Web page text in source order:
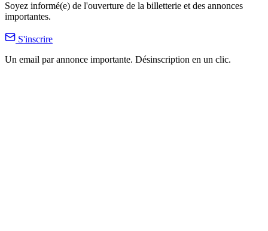
Soyez informé(e) de l'ouverture de la billetterie et des annonces
importantes.
S'inscrire
Un email par annonce importante. Désinscription en un clic.